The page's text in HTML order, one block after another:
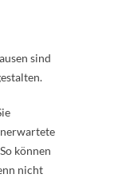
sind
können
nicht